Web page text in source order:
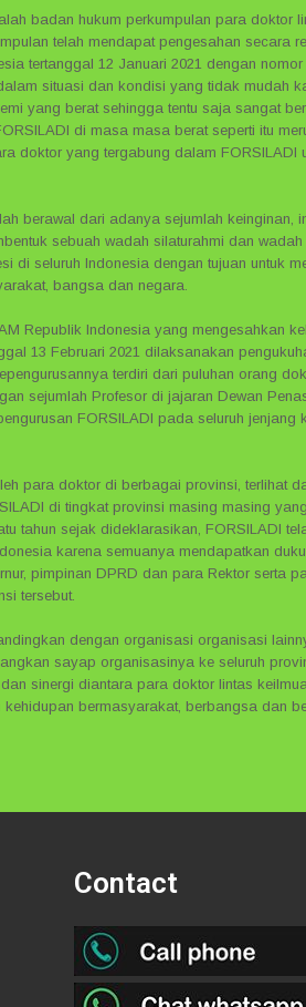
badan hukum perkumpulan para doktor
telah mendapat pengesahan secara
tertanggal 12 Januari 2021 dengan nomor
situasi dan kondisi yang tidak mudah
yang berat sehingga tentu saja sangat
di masa masa berat seperti itu
doktor yang tergabung dalam FORSILADI
berawal dari adanya sejumlah keinginan,
sebuah wadah silaturahmi dan
di seluruh Indonesia dengan tujuan untuk
bangsa dan negara.
Republik Indonesia yang mengesahkan
13 Februari 2021 dilaksanakan
terdiri dari puluhan orang
sejumlah Profesor di jajaran Dewan
FORSILADI pada seluruh jenjang
para doktor di berbagai provinsi, terlihat
di tingkat provinsi masing masing
tahun sejak dideklarasikan, FORSILADI
karena semuanya mendapatkan
pimpinan DPRD dan para Rektor serta
tersebut.
dengan organisasi organisasi
sayap organisasinya ke seluruh
sinergi diantara para doktor lintas
bermasyarakat, berbangsa dan
Contact